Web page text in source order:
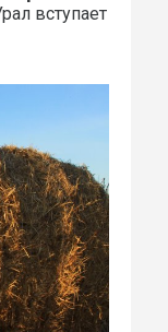
вступает